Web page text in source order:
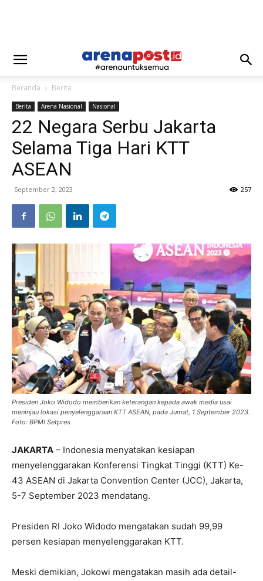
Beranda Berita
Berita Arena Nasional Nasional
22 Negara Serbu Jakarta
Selama Tiga Hari KTT
ASEAN
September 2, 2023 257
Presiden Joko Widodo memberikan keterangan kepada awak media usai
meninjau lokasi penyelenggaraan KTT ASEAN, pada Jumat, 1 September 2023.
Foto: BPMI Setpres
JAKARTA – Indonesia menyatakan kesiapan
menyelenggarakan Konferensi Tingkat Tinggi (KTT) Ke-
43 ASEAN di Jakarta Convention Center (JCC), Jakarta,
5-7 September 2023 mendatang.
Presiden RI Joko Widodo mengatakan sudah 99,99
persen kesiapan menyelenggarakan KTT.
Meski demikian, Jokowi mengatakan masih ada detail-